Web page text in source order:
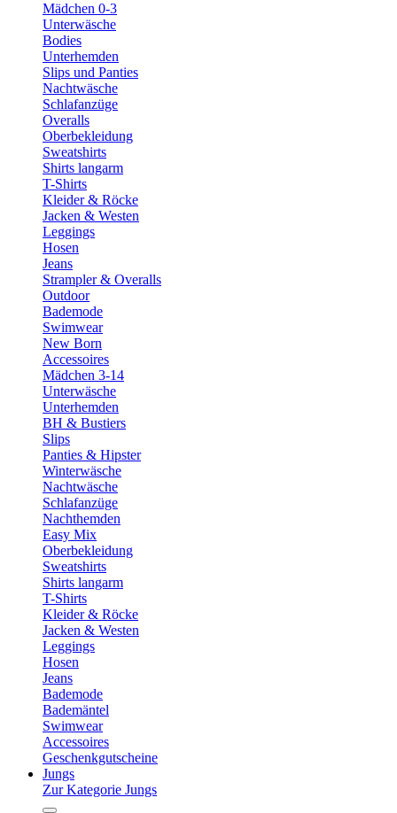
Mädchen 0-3
Unterwäsche
Bodies
Unterhemden
Slips und Panties
Nachtwäsche
Schlafanzüge
Overalls
Oberbekleidung
Sweatshirts
Shirts langarm
T-Shirts
Kleider & Röcke
Jacken & Westen
Leggings
Hosen
Jeans
Strampler & Overalls
Outdoor
Bademode
Swimwear
New Born
Accessoires
Mädchen 3-14
Unterwäsche
Unterhemden
BH & Bustiers
Slips
Panties & Hipster
Winterwäsche
Nachtwäsche
Schlafanzüge
Nachthemden
Easy Mix
Oberbekleidung
Sweatshirts
Shirts langarm
T-Shirts
Kleider & Röcke
Jacken & Westen
Leggings
Hosen
Jeans
Bademode
Bademäntel
Swimwear
Accessoires
Geschenkgutscheine
Jungs
Zur Kategorie Jungs